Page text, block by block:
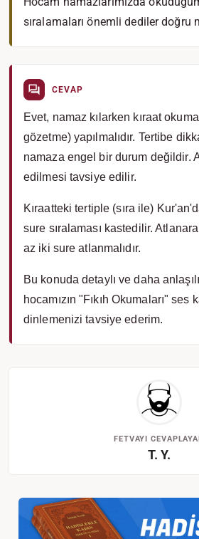
sıralamaları önemli dediler doğru
CEVAP
Evet, namaz kılarken kıraat
gözetme) yapılmalıdır. Tertibe
namaza engel bir durum değildir.
edilmesi tavsiye edilir.
Kıraatteki tertiple (sıra ile)
sure sıralaması kastedilir.
az iki sure atlanmalıdır.
Bu konuda detaylı ve daha
hocamızın "Fıkıh Okumaları" ses
dinlemenizi tavsiye ederim.
FETVAYI
T. Y.